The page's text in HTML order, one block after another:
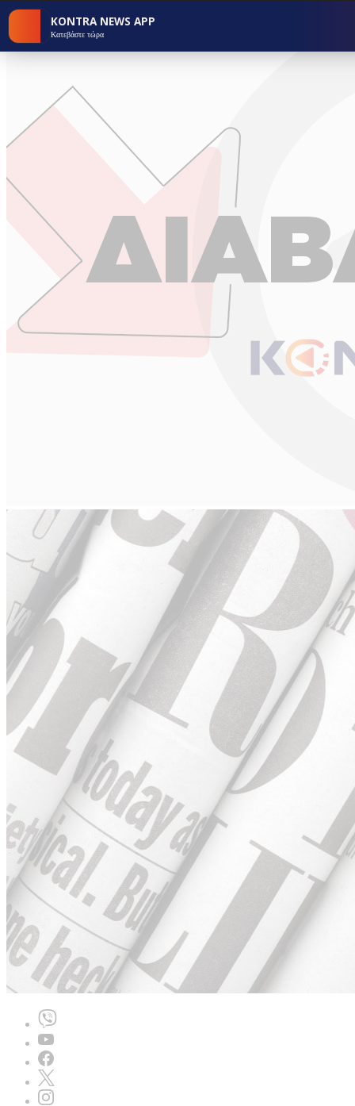
KONTRA NEWS APP
Κατεβάστε τώρα